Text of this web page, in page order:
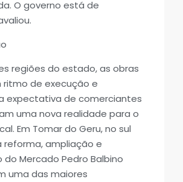
O governo está de
regiões do estado, as obras
ritmo de execução e
expectativa de comerciantes
uma nova realidade para o
Em Tomar do Geru, no sul
reforma, ampliação e
do Mercado Pedro Balbino
uma das maiores